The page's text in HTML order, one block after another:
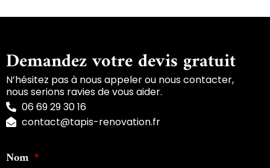
Demandez votre devis gratuit
N’hésitez pas à nous appeler ou nous contacter,
nous serions ravies de vous aider.
06 69 29 30 16
contact@tapis-renovation.fr
Nom